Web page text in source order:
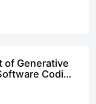
(other software
agents that wouldhandle
andimproving
automated Agentic AI,
of Generative
Coding